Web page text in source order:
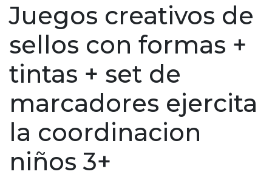
Juegos creativos de
sellos con formas +
tintas + set de
marcadores ejercita
la coordinacion
niños 3+